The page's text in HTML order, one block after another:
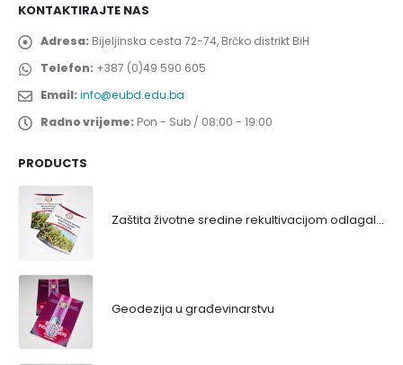
KONTAKTIRAJTE NAS
Adresa: Bijeljinska cesta 72-74, Brčko distrikt BiH
Telefon: +387 (0)49 590 605
Email:info@eubd.edu.ba
Radno vrijeme: Pon - Sub / 08:00 - 19:00
PRODUCTS
Zaštita životne sredine rekultivacijom odlagališta
Geodezija u građevinarstvu